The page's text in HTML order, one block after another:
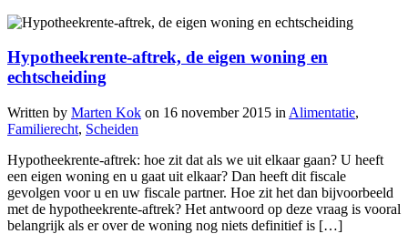
Hypotheekrente-aftrek, de eigen woning en
echtscheiding
Written by Marten Kok on 16 november 2015 in Alimentatie,
Familierecht, Scheiden
Hypotheekrente-aftrek: hoe zit dat als we uit elkaar gaan? U heeft
een eigen woning en u gaat uit elkaar? Dan heeft dit fiscale
gevolgen voor u en uw fiscale partner. Hoe zit het dan bijvoorbeeld
met de hypotheekrente-aftrek? Het antwoord op deze vraag is vooral
belangrijk als er over de woning nog niets definitief is […]